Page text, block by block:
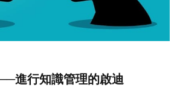
進行知識管理的啟迪